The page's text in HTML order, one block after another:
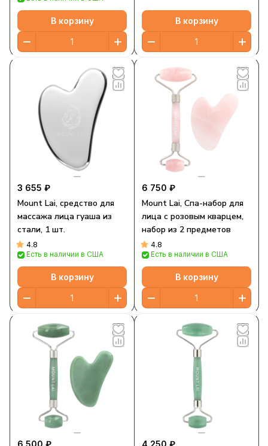
В корзину В корзину
3 655 ₽
Mount Lai, средство для
массажа лица гуаша из
стали, 1 шт.
4.8
Есть в наличии в США
В корзину
6 750 ₽
Mount Lai, Спа-набор для
лица с розовым кварцем,
набор из 2 предметов
4.8
Есть в наличии в США
В корзину
6 500 ₽ 4 250 ₽